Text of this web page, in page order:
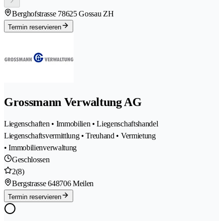
Berghofstrasse 78625 Gossau ZH
Termin reservieren
Grossmann Verwaltung AG
Liegenschaften • Immobilien • Liegenschaftshandel
Liegenschaftsvermittlung • Treuhand • Vermietung
• Immobilienverwaltung
Geschlossen
2(8)
Bergstrasse 648706 Meilen
Termin reservieren